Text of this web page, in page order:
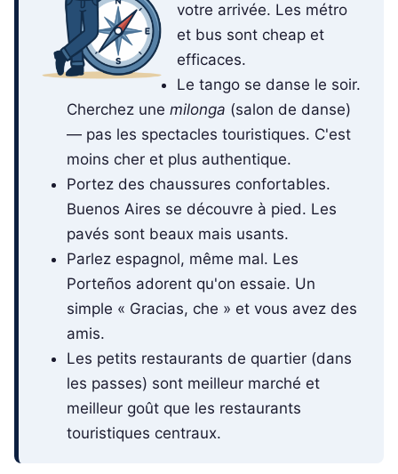
votre arrivée. Les métro
et bus sont cheap et
efficaces.
Le tango se danse le soir.
Cherchez unemilonga (salon de danse)
— pas les spectacles touristiques. C'est
moins cher et plus authentique.
Portez des chaussures confortables.
Buenos Aires se découvre à pied. Les
pavés sont beaux mais usants.
Parlez espagnol, même mal. Les
Porteños adorent qu'on essaie. Un
simple « Gracias, che » et vous avez des
amis.
Les petits restaurants de quartier (dans
les passes) sont meilleur marché et
meilleur goût que les restaurants
touristiques centraux.